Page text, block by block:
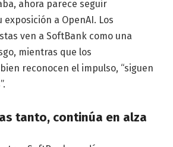
ahora parece seguir
a OpenAI. Los
ven a SoftBank como una
mientras que los
reconocen el impulso, “siguen
tanto, continúa en alza